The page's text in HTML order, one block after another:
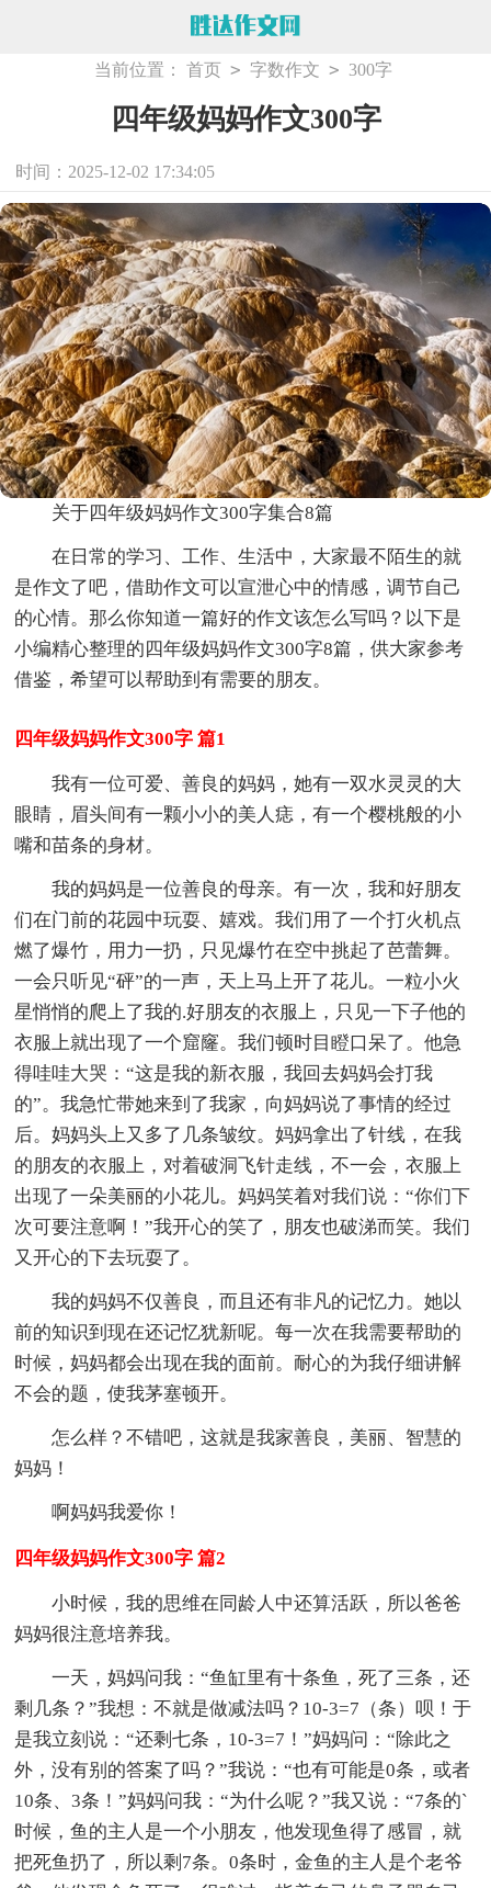
当前位置： 首页 > 字数作文 > 300字
四年级妈妈作文300字
时间：2025-12-02 17:34:05
关于四年级妈妈作文300字集合8篇
在日常的学习、工作、生活中，大家最不陌生的就
是作文了吧，借助作文可以宣泄心中的情感，调节自己
的心情。那么你知道一篇好的作文该怎么写吗？以下是
小编精心整理的四年级妈妈作文300字8篇，供大家参考
借鉴，希望可以帮助到有需要的朋友。
四年级妈妈作文300字 篇1
我有一位可爱、善良的妈妈，她有一双水灵灵的大
眼睛，眉头间有一颗小小的美人痣，有一个樱桃般的小
嘴和苗条的身材。
我的妈妈是一位善良的母亲。有一次，我和好朋友
们在门前的花园中玩耍、嬉戏。我们用了一个打火机点
燃了爆竹，用力一扔，只见爆竹在空中挑起了芭蕾舞。
一会只听见“砰”的一声，天上马上开了花儿。一粒小火
星悄悄的爬上了我的.好朋友的衣服上，只见一下子他的
衣服上就出现了一个窟窿。我们顿时目瞪口呆了。他急
得哇哇大哭：“这是我的新衣服，我回去妈妈会打我
的”。我急忙带她来到了我家，向妈妈说了事情的经过
后。妈妈头上又多了几条皱纹。妈妈拿出了针线，在我
的朋友的衣服上，对着破洞飞针走线，不一会，衣服上
出现了一朵美丽的小花儿。妈妈笑着对我们说：“你们下
次可要注意啊！”我开心的笑了，朋友也破涕而笑。我们
又开心的下去玩耍了。
我的妈妈不仅善良，而且还有非凡的记忆力。她以
前的知识到现在还记忆犹新呢。每一次在我需要帮助的
时候，妈妈都会出现在我的面前。耐心的为我仔细讲解
不会的题，使我茅塞顿开。
怎么样？不错吧，这就是我家善良，美丽、智慧的
妈妈！
啊妈妈我爱你！
四年级妈妈作文300字 篇2
小时候，我的思维在同龄人中还算活跃，所以爸爸
妈妈很注意培养我。
一天，妈妈问我：“鱼缸里有十条鱼，死了三条，还
剩几条？”我想：不就是做减法吗？10-3=7（条）呗！于
是我立刻说：“还剩七条，10-3=7！”妈妈问：“除此之
外，没有别的答案了吗？”我说：“也有可能是0条，或者
10条、3条！”妈妈问我：“为什么呢？”我又说：“7条的`
时候，鱼的主人是一个小朋友，他发现鱼得了感冒，就
把死鱼扔了，所以剩7条。0条时，金鱼的主人是个老爷